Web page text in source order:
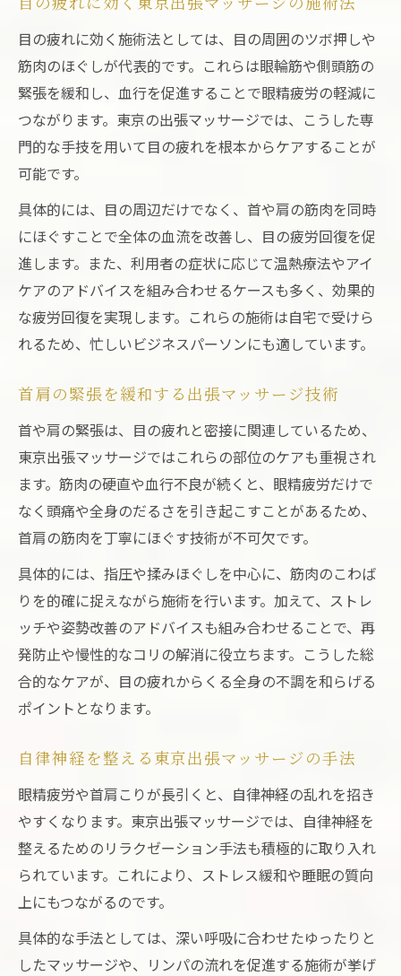
目の疲れに効く東京出張マッサージの施術法
目の疲れに効く施術法としては、目の周囲のツボ押しや
筋肉のほぐしが代表的です。これらは眼輪筋や側頭筋の
緊張を緩和し、血行を促進することで眼精疲労の軽減に
つながります。東京の出張マッサージでは、こうした専
門的な手技を用いて目の疲れを根本からケアすることが
可能です。
具体的には、目の周辺だけでなく、首や肩の筋肉を同時
にほぐすことで全体の血流を改善し、目の疲労回復を促
進します。また、利用者の症状に応じて温熱療法やアイ
ケアのアドバイスを組み合わせるケースも多く、効果的
な疲労回復を実現します。これらの施術は自宅で受けら
れるため、忙しいビジネスパーソンにも適しています。
首肩の緊張を緩和する出張マッサージ技術
首や肩の緊張は、目の疲れと密接に関連しているため、
東京出張マッサージではこれらの部位のケアも重視され
ます。筋肉の硬直や血行不良が続くと、眼精疲労だけで
なく頭痛や全身のだるさを引き起こすことがあるため、
首肩の筋肉を丁寧にほぐす技術が不可欠です。
具体的には、指圧や揉みほぐしを中心に、筋肉のこわば
りを的確に捉えながら施術を行います。加えて、ストレ
ッチや姿勢改善のアドバイスも組み合わせることで、再
発防止や慢性的なコリの解消に役立ちます。こうした総
合的なケアが、目の疲れからくる全身の不調を和らげる
ポイントとなります。
自律神経を整える東京出張マッサージの手法
眼精疲労や首肩こりが長引くと、自律神経の乱れを招き
やすくなります。東京出張マッサージでは、自律神経を
整えるためのリラクゼーション手法も積極的に取り入れ
られています。これにより、ストレス緩和や睡眠の質向
上にもつながるのです。
具体的な手法としては、深い呼吸に合わせたゆったりと
したマッサージや、リンパの流れを促進する施術が挙げ